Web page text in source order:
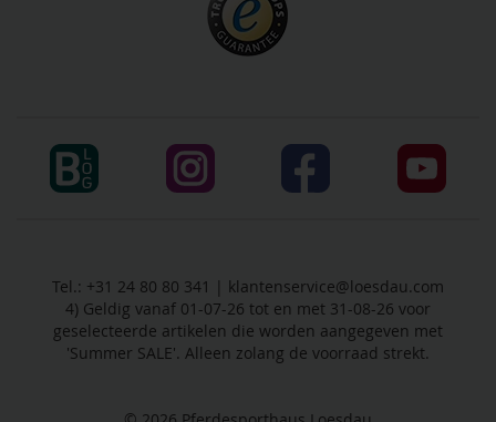
Tel.: +31 24 80 80 341 | klantenservice@loesdau.com
4) Geldig vanaf 01-07-26 tot en met 31-08-26 voor
geselecteerde artikelen die worden aangegeven met
'Summer SALE'. Alleen zolang de voorraad strekt.